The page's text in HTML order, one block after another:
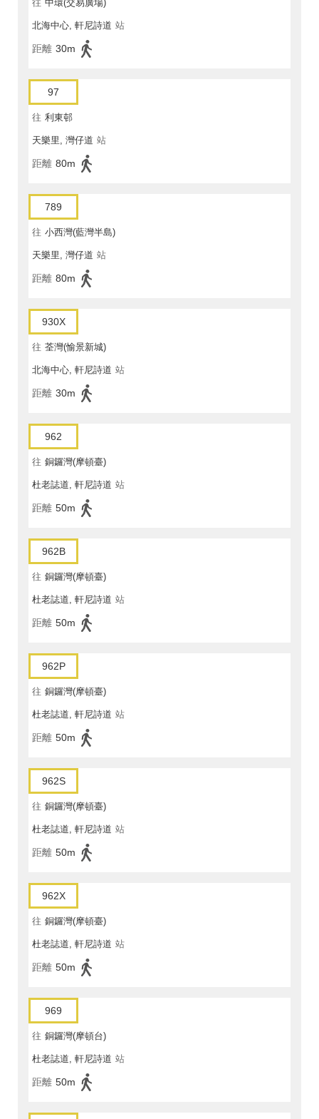
往 中環(交易廣場)
北海中心, 軒尼詩道 站
距離 30m
97
往 利東邨
天樂里, 灣仔道 站
距離 80m
789
往 小西灣(藍灣半島)
天樂里, 灣仔道 站
距離 80m
930X
往 荃灣(愉景新城)
北海中心, 軒尼詩道 站
距離 30m
962
往 銅鑼灣(摩頓臺)
杜老誌道, 軒尼詩道 站
距離 50m
962B
往 銅鑼灣(摩頓臺)
杜老誌道, 軒尼詩道 站
距離 50m
962P
往 銅鑼灣(摩頓臺)
杜老誌道, 軒尼詩道 站
距離 50m
962S
往 銅鑼灣(摩頓臺)
杜老誌道, 軒尼詩道 站
距離 50m
962X
往 銅鑼灣(摩頓臺)
杜老誌道, 軒尼詩道 站
距離 50m
969
往 銅鑼灣(摩頓台)
杜老誌道, 軒尼詩道 站
距離 50m